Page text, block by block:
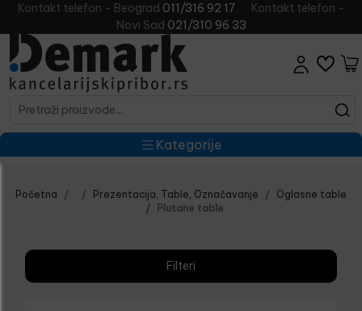
Kontakt telefon - Beograd 011/316 92 17
Kontakt telefon -
Novi Sad 021/310 96 33
Kategorije
Početna Prezentacija, Table, Označavanje
Oglasne table
Plutane table
Filteri